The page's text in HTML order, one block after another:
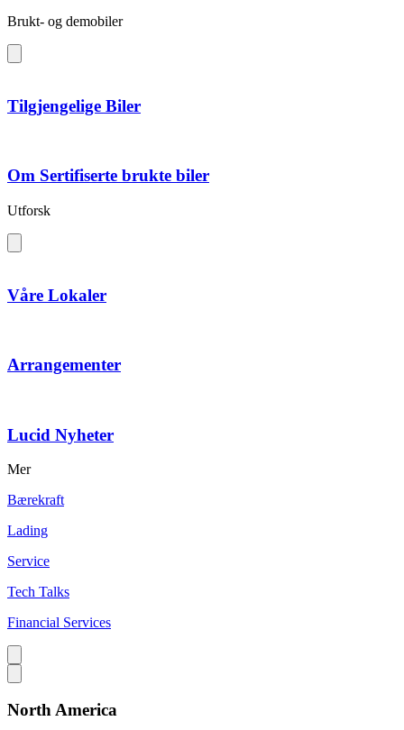
Brukt- og demobiler
Tilgjengelige Biler
Om Sertifiserte brukte biler
Utforsk
Våre Lokaler
Arrangementer
Lucid Nyheter
Mer
Bærekraft
Lading
Service
Tech Talks
Financial Services
North America